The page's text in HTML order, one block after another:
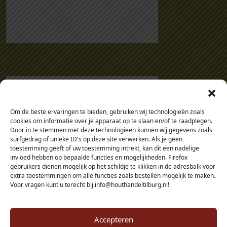
Om de beste ervaringen te bieden, gebruiken wij technologieën zoals
cookies om informatie over je apparaat op te slaan en/of te raadplegen.
Door in te stemmen met deze technologieën kunnen wij gegevens zoals
surfgedrag of unieke ID's op deze site verwerken. Als je geen
toestemming geeft of uw toestemming intrekt, kan dit een nadelige
invloed hebben op bepaalde functies en mogelijkheden. Firefox
gebruikers dienen mogelijk op het schildje te klikken in de adresbalk voor
extra toestemmingen om alle functies zoals bestellen mogelijk te maken.
Voor vragen kunt u terecht bij info@houthandeltilburg.nl!
Accepteren
.